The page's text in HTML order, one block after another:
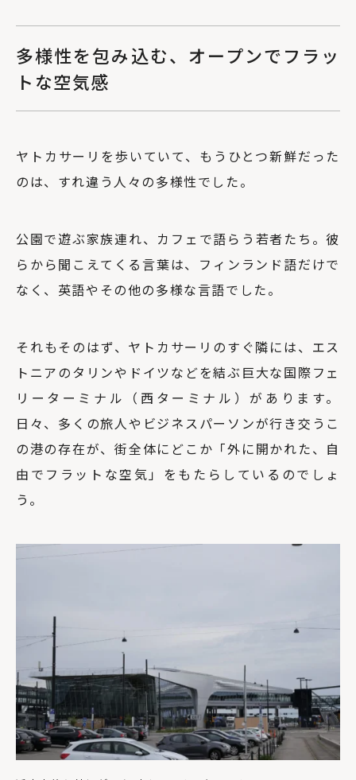
多様性を包み込む、オープンでフラッ
トな空気感
ヤトカサーリを歩いていて、もうひとつ新鮮だった
のは、すれ違う人々の多様性でした。
公園で遊ぶ家族連れ、カフェで語らう若者たち。彼
らから聞こえてくる言葉は、フィンランド語だけで
なく、英語やその他の多様な言語でした。
それもそのはず、ヤトカサーリのすぐ隣には、エス
トニアのタリンやドイツなどを結ぶ巨大な国際フェ
リーターミナル（西ターミナル）があります。
日々、多くの旅人やビジネスパーソンが行き交うこ
の港の存在が、街全体にどこか「外に開かれた、自
由でフラットな空気」をもたらしているのでしょ
う。